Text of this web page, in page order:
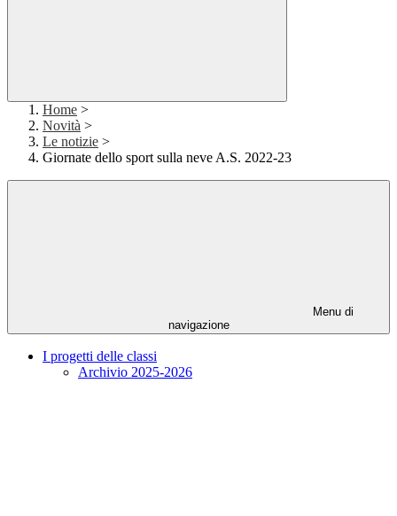
Home >
Novità >
Le notizie >
Giornate dello sport sulla neve A.S. 2022-23
Menu di
navigazione
I progetti delle classi
Archivio 2025-2026